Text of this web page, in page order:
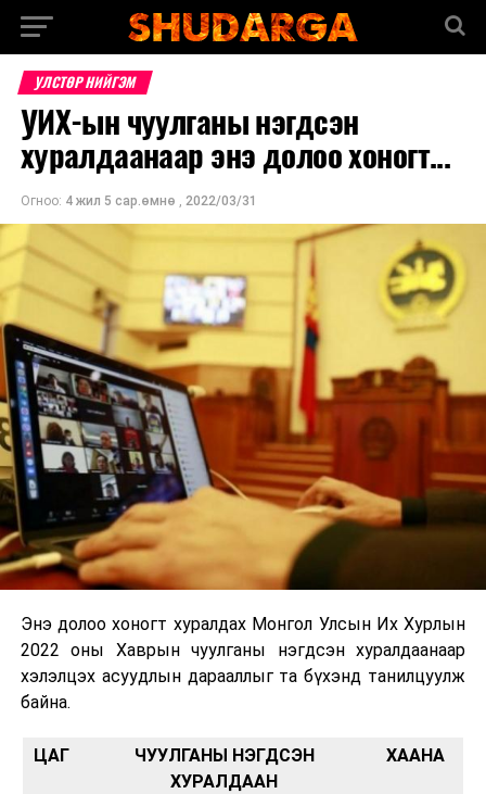
УЛСТӨР НИЙГЭМ
УИХ-ын чуулганы нэгдсэн
хуралдаанаар энэ долоо хоногт...
Огноо: 4 жил 5 сар.өмнө , 2022/03/31
Энэ долоо хоногт хуралдах Монгол Улсын Их Хурлын
2022 оны Хаврын чуулганы нэгдсэн хуралдаанаар
хэлэлцэх асуудлын дарааллыг та бүхэнд танилцуулж
байна.
ЦАГ
ЧУУЛГАНЫ НЭГДСЭН
ХУРАЛДААН
ХААНА